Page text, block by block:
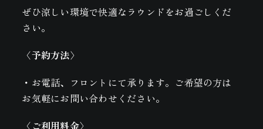
ぜひ涼しい環境で快適なラウンドをお過ごしくだ
さい。
〈予約方法〉
・お電話、フロントにて承ります。ご希望の方は
お気軽にお問い合わせください。
〈ご利用料金〉